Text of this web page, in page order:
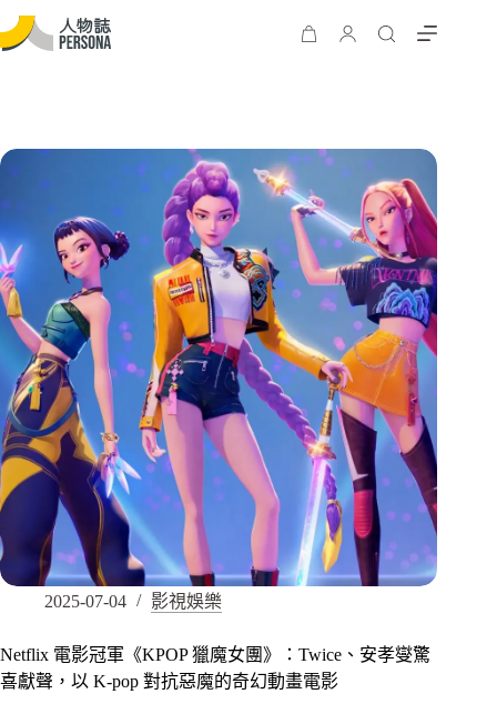
2025-07-04 影視娛樂
Netflix 電影冠軍《KPOP 獵魔女團》：Twice、安孝燮驚
喜獻聲，以 K-pop 對抗惡魔的奇幻動畫電影